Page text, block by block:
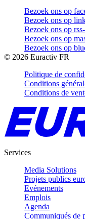
Bezoek ons op
Bezoek ons op
Bezoek ons op
Bezoek ons op
Bezoek ons op
© 2026 Euractiv FR
Politique de
Conditions
Conditions de
Services
Media Solutions
Projets publics
Evénements
Emplois
Agenda
Communiqués de